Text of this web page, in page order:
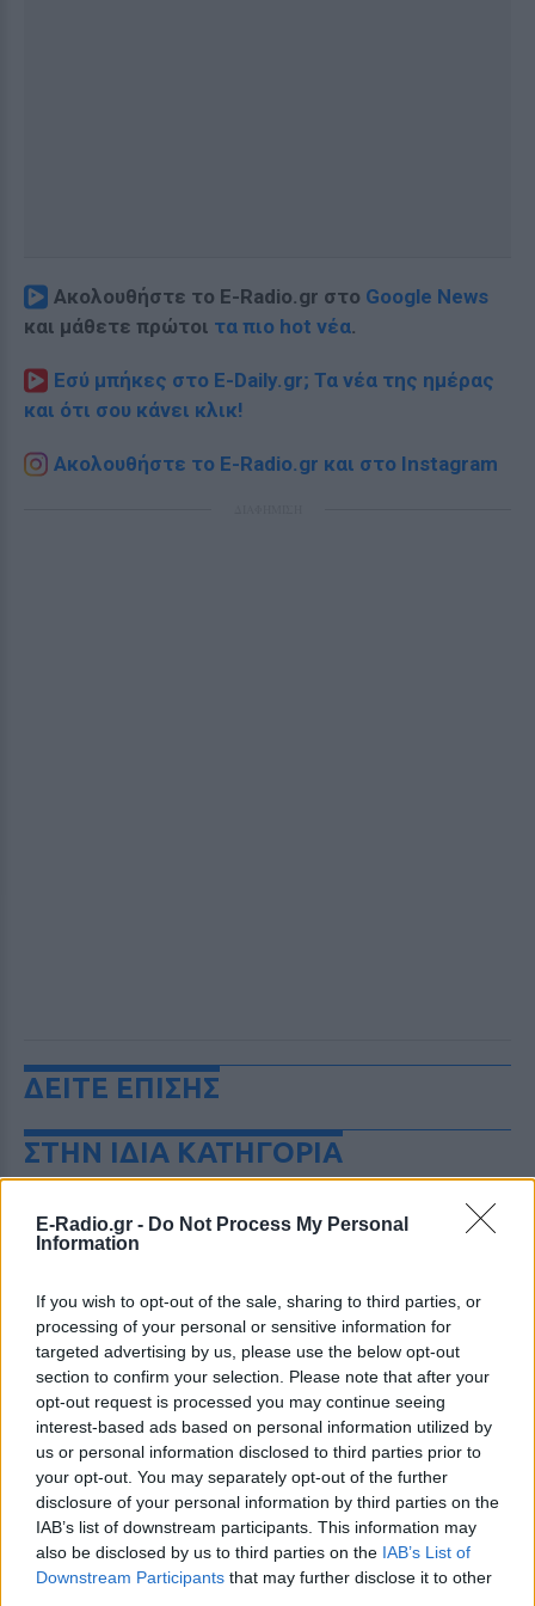
E-Radio.gr - Do Not Process My Personal
Information
If you wish to opt-out of the sale, sharing to third parties, or
processing of your personal or sensitive information for
targeted advertising by us, please use the below opt-out
section to confirm your selection. Please note that after your
opt-out request is processed you may continue seeing
interest-based ads based on personal information utilized by
us or personal information disclosed to third parties prior to
your opt-out. You may separately opt-out of the further
disclosure of your personal information by third parties on the
IAB’s list of downstream participants. This information may
also be disclosed by us to third parties on the IAB’s List of
Downstream Participants that may further disclose it to other
Ακολουθήστε το E-Radio.gr στο Google News
και μάθετε πρώτοι τα πιο hot νέα.
Εσύ μπήκες στο E-Daily.gr; Τα νέα της ημέρας
και ότι σου κάνει κλικ!
Ακολουθήστε το E-Radio.gr και στο Instagram
ΔΕΙΤΕ ΕΠΙΣΗΣ
ΣΤΗΝ ΙΔΙΑ ΚΑΤΗΓΟΡΙΑ
Ατύχημα για τον Ιβάν Σβιτάιλο
στην Κέρκυρα: «Θα σηκωθώ πιο
Ο ηθοποιός και χορευτής μοιράστηκε
στο Instagram μια φωτογραφία από
πρόσφατη εξέτασή του, με ένα μήνυμα
θάρρους
Φοβερή ιστορία στον ΟΦΗ:
Ένας κάτοχος εισιτηρίου
διαρκείας είναι μόλις 2 μηνών
ΣΉΜΕΡΑ
Οπαδός από κούνια κυριολεκτικά στον
ΟΦΗ
Διακοπές στη Μύκονο για τη